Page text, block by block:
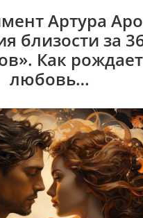
Артура
близости за
Как
любовь…